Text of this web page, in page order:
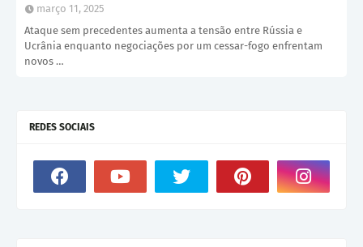
março 11, 2025
Ataque sem precedentes aumenta a tensão entre Rússia e
Ucrânia enquanto negociações por um cessar-fogo enfrentam
novos …
REDES SOCIAIS